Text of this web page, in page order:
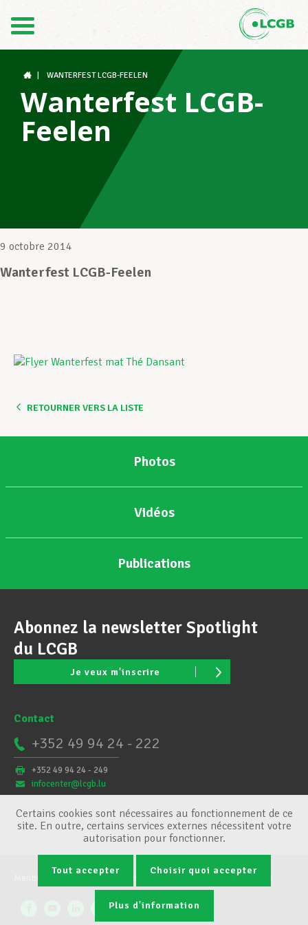
DE
Le LCGB
Structures syndicales
Assistance au Travail
WANTERFEST LCGB-FEELEN
Wanterfest LCGB-
Feelen
9 octobre 2014
Wanterfest LCGB-Feelen
RETOURNER VERS LA LISTE
Photos
Vidéos
Publications
Abonnez la newsletter Spotlight
du LCGB
Je veux m'inscrire
Contact
+352 49 94 24 - 222
+352 49 94 24 - 249
infocenter@lcgb.lu
Conditions générales Gestion des cookies
Certains cookies sont nécessaires au fonctionnement de ce
site. En outre, certains services externes nécessitent votre
autorisation pour fonctionner.
Tout accepter Choisir quoi accepter
Plus d'information